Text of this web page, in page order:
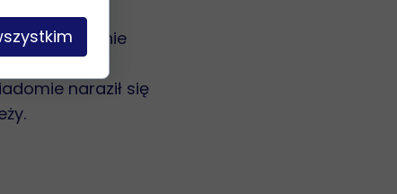
się na leczenie
naraził się